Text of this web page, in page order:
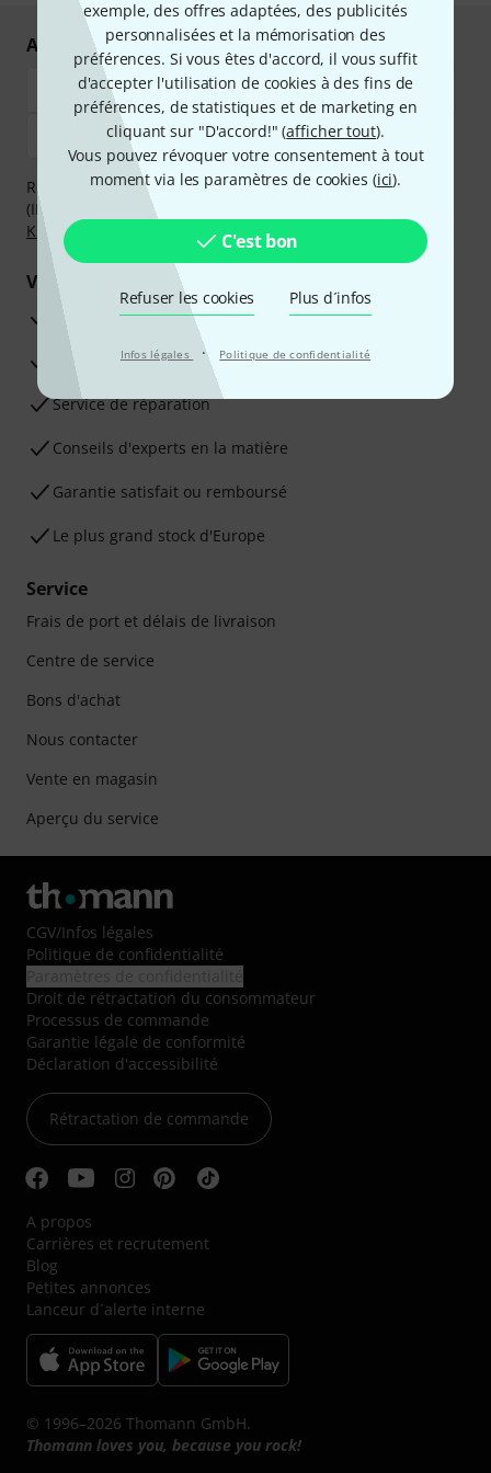
exemple, des offres adaptées, des publicités
personnalisées et la mémorisation des
préférences. Si vous êtes d'accord, il vous suffit
d'accepter l'utilisation de cookies à des fins de
préférences, de statistiques et de marketing en
cliquant sur "D'accord!" (afficher tout).
Vous pouvez révoquer votre consentement à tout
moment via les paramètres de cookies (ici).
C'est bon
Refuser les cookies Plus d´infos
Infos légales · Politique de confidentialité
Achetez et payez en toute sécurité
Réglez de manière sûre et sécurisée par Virement
(IBAN/BIC), PayPal, Amazon Pay,
Klarna Payer en 3 fois
ou Carte de crédit.
Vos avantages
Ga­ran­tie Thomann 3 ans
Garantie 30 jours satisfait ou remboursé
Service de réparation
Conseils d'experts en la matière
Garantie satisfait ou remboursé
Le plus grand stock d'Europe
Service
Frais de port et délais de livraison
Centre de service
Bons d'achat
Nous contacter
Vente en magasin
Aperçu du service
CGV/Infos légales
Politique de confidentialité
Droit de rétractation du consommateur
Processus de commande
Garantie légale de conformité
Déclaration d'accessibilité
Rétractation de commande
A propos
Carrières et recrutement
Blog
Petites annonces
Lanceur d´alerte interne
© 1996–2026 Thomann GmbH.
Thomann loves you, because you rock!